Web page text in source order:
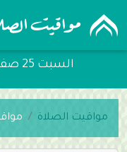
السبت 25 صفر 1448 - 8 أغسطس 2026
مواقيت الصلاة